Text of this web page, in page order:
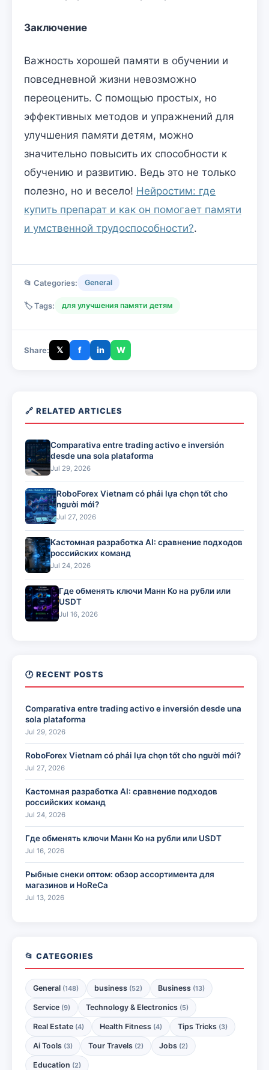
Заключение
Важность хорошей памяти в обучении и
повседневной жизни невозможно
переоценить. С помощью простых, но
эффективных методов и упражнений для
улучшения памяти детям, можно
значительно повысить их способности к
обучению и развитию. Ведь это не только
полезно, но и весело! Нейростим: где
купить препарат и как он помогает памяти
и умственной трудоспособности?.
📂 Categories: General
🏷️ Tags: для улучшения памяти детям
Share: 𝕏 f in W
🔗 RELATED ARTICLES
Comparativa entre trading activo e inversión
desde una sola plataforma
Jul 29, 2026
RoboForex Vietnam có phải lựa chọn tốt cho
người mới?
Jul 27, 2026
Кастомная разработка AI: сравнение подходов
российских команд
Jul 24, 2026
Где обменять ключи Манн Ко на рубли или
USDT
Jul 16, 2026
🕐 RECENT POSTS
Comparativa entre trading activo e inversión desde una
sola plataforma
Jul 29, 2026
RoboForex Vietnam có phải lựa chọn tốt cho người mới?
Jul 27, 2026
Кастомная разработка AI: сравнение подходов
российских команд
Jul 24, 2026
Где обменять ключи Манн Ко на рубли или USDT
Jul 16, 2026
Рыбные снеки оптом: обзор ассортимента для
магазинов и HoReCa
Jul 13, 2026
📂 CATEGORIES
General (148) business (52) Business (13)
Service (9) Technology & Electronics (5)
Real Estate (4) Health Fitness (4) Tips Tricks (3)
Ai Tools (3) Tour Travels (2) Jobs (2)
Education (2)